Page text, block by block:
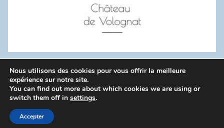
WordPress Theme: Donovan by ThemeZee.
Politique de confidentialité
Nous utilisons des cookies pour vous offrir la meilleure
expérience sur notre site.
You can find out more about which cookies we are using or
switch them off in settings.
Accepter